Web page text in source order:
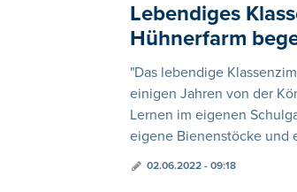
Lebendiges
Hühnerfarm
"Das lebendige
einigen Jahren von der
Lernen im eigenen
eigene Bienenstöcke und
02.06.2022 - 09:18